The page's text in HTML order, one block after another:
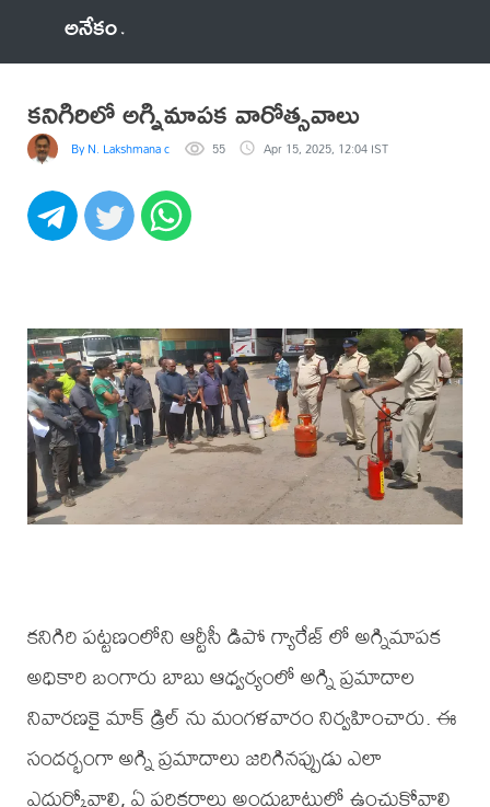
అనేకం
కనిగిరిలో అగ్నిమాపక వారోత్సవాలు
By N. Lakshmana chary 55 Apr 15, 2025, 12:04 IST
కనిగిరి పట్టణంలోని ఆర్టీసీ డిపో గ్యారేజ్ లో అగ్నిమాపక
అధికారి బంగారు బాబు ఆధ్వర్యంలో అగ్ని ప్రమాదాల
నివారణకై మాక్ డ్రిల్ ను మంగళవారం నిర్వహించారు. ఈ
సందర్భంగా అగ్ని ప్రమాదాలు జరిగినప్పుడు ఎలా
ఎదుర్కోవాలి, ఏ పరికరాలు అందుబాటులో ఉంచుకోవాలి